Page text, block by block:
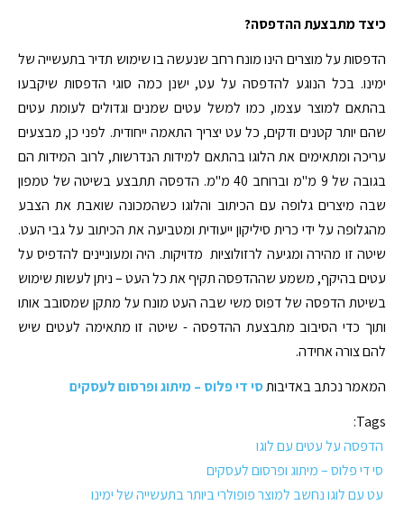
כיצד מתבצעת ההדפסה?
הדפסות על מוצרים הינו מונח רחב שנעשה בו שימוש תדיר בתעשייה של
ימינו. בכל הנוגע להדפסה על עט, ישנן כמה סוגי הדפסות שיקבעו
בהתאם למוצר עצמו, כמו למשל עטים שמנים וגדולים לעומת עטים
שהם יותר קטנים ודקים, כל עט יצריך התאמה ייחודית. לפני כן, מבצעים
עריכה ומתאימים את הלוגו בהתאם למידות הנדרשות, לרוב המידות הם
בגובה של 9 מ"מ וברוחב 40 מ"מ. הדפסה תתבצע בשיטה של טמפון
שבה מיצרים גלופה עם הכיתוב והלוגו כשהמכונה שואבת את הצבע
מהגלופה על ידי כרית סיליקון ייעודית ומטביעה את הכיתוב על גבי העט.
שיטה זו מהירה ומגיעה לרזולוציות מדויקות. היה ומעוניינים להדפיס על
עטים בהיקף, משמע שההדפסה תקיף את כל העט – ניתן לעשות שימוש
בשיטת הדפסה של דפוס משי שבה העט מונח על מתקן שמסובב אותו
ותוך כדי הסיבוב מתבצעת ההדפסה - שיטה זו מתאימה לעטים שיש
להם צורה אחידה.
המאמר נכתב באדיבותסי די פלוס – מיתוג ופרסום לעסקים
Tags:
הדפסה על עטים עם לוגו
סי די פלוס – מיתוג ופרסום לעסקים
עט עם לוגו נחשב למוצר פופולרי ביותר בתעשייה של ימינו